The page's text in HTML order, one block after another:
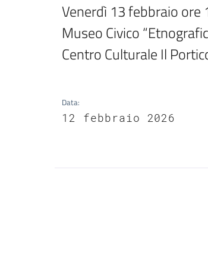
Venerdì 13 febbraio ore
Museo Civico
Centro Culturale Il
Data:
12 febbraio 2026